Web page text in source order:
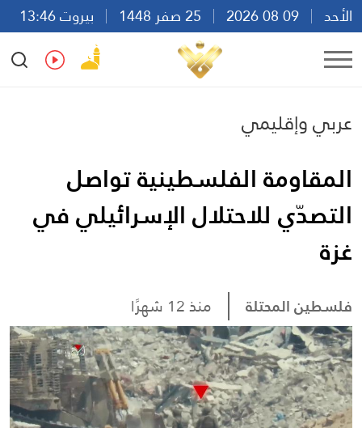
الأحد
بيروت 13:46
Ar
En Fr Es
عربي وإقليمي
المقاومة الفلسطينية تواصل
التصدّي للاحتلال الإسرائيلي في
غزة
فلسطين المحتلة منذ 12 شهرًا